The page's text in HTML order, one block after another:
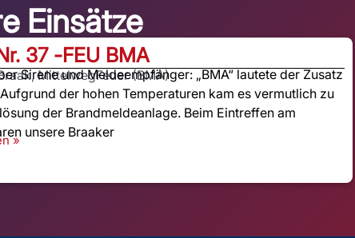
Einsätze
37 -FEU BMA
MittelwegFeuer (BMA)
Sirene und Meldeempfänger: „BMA“ lautete der Zusatz
der hohen Temperaturen kam es vermutlich zu
der Brandmeldeanlage. Beim Eintreffen am
unsere Braaker
»